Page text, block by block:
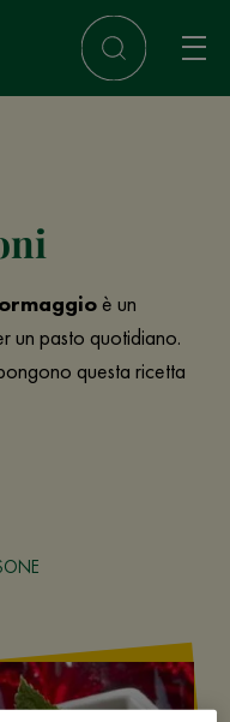
è un
un pasto quotidiano.
questa ricetta